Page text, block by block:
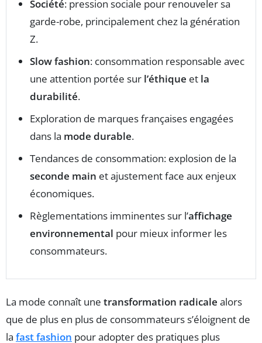
Société: pression sociale pour renouveler sa
garde-robe, principalement chez la génération
Z.
Slow fashion: consommation responsable avec
une attention portée sur l’éthique et la
durabilité.
Exploration de marques françaises engagées
dans la mode durable.
Tendances de consommation: explosion de la
seconde main et ajustement face aux enjeux
économiques.
Règlementations imminentes sur l’affichage
environnemental pour mieux informer les
consommateurs.
La mode connaît une transformation radicale alors
que de plus en plus de consommateurs s’éloignent de
la fast fashion pour adopter des pratiques plus